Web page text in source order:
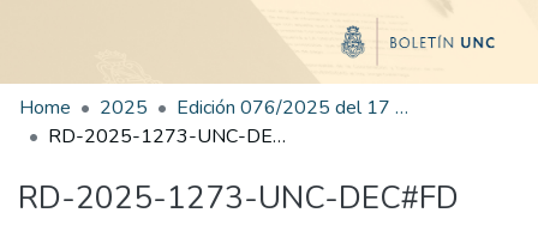
Home 2025
Edición 076/2025 del 17 de octubre de 2025
RD-2025-1273-UNC-DEC#FD
RD-2025-1273-UNC-DEC#FD